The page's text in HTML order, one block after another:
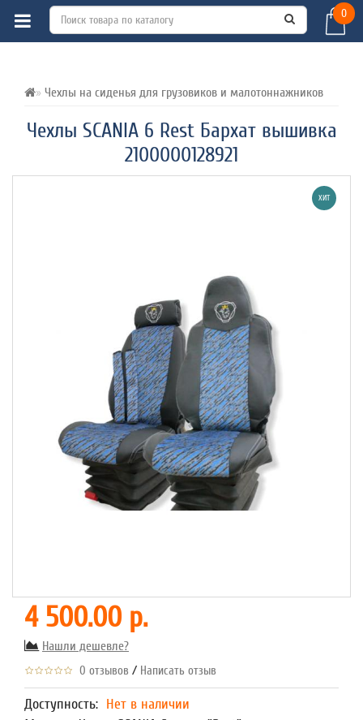
0
Чехлы на сиденья для грузовиков и малотоннажников
Чехлы SCANIA 6 Rest Бархат вышивка
2100000128921
ВСЕ О ТОВАРЕ ХАРАКТЕРИСТИКИ
ХИТ
4 500.00 р.
Нашли дешевле?
0 отзывов / Написать отзыв
Доступность: Нет в наличии